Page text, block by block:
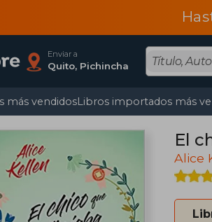
Enviar a
Quito, Pichincha
más vendidosLibros importados más
El
Alice